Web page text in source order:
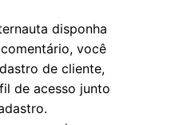
disponha
você
de cliente,
de acesso junto